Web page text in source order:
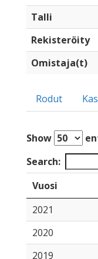
Talli
Rekisteröity
Omistaja(t)
Rodut
Show
Search:
Vuosi
2021
2020
2019